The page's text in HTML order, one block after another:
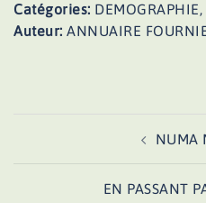
Catégories:
Auteur: ANNUAIRE
NUMA
EN PASSANT